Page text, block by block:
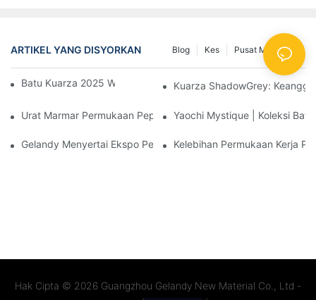
ARTIKEL YANG DISYORKAN Pusat Maklumat
Kes
Blog
Batu Kuarza 2025 Warna Baharu GLDS524Kuarza ShadowGrey:
Urat Marmar Permukaan Pepejal Yaochi Mystique | Koleksi
Gelandy Menyertai Ekspo Perabot Rumah Tersuai Guangzhou
Kelebihan Permukaan Kerja
Hak Cipta © 2026 Guangzhou Gelandy New Material Co., Ltd -